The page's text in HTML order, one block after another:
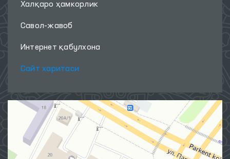
Халқаро ҳамкорлик
Савол-жавоб
Интернет қабулхона
Сайт харитаси